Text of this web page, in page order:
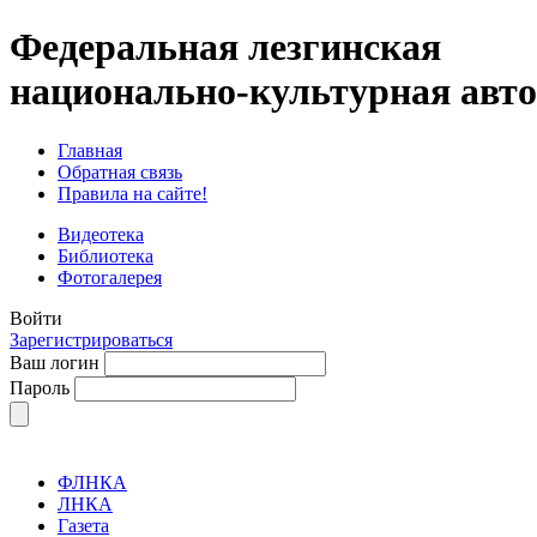
Федеральная лезгинская
национально-культурная
Главная
Обратная связь
Правила на сайте!
Видеотека
Библиотека
Фотогалерея
Войти
Зарегистрироваться
Ваш логин
Пароль
ФЛНКА
ЛНКА
Газета